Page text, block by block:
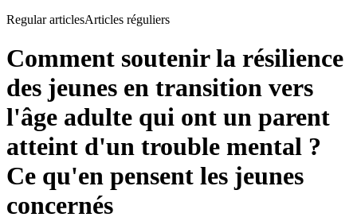
Regular articlesArticles réguliers
Comment soutenir la résilience
des jeunes en transition vers
l'âge adulte qui ont un parent
atteint d'un trouble mental ?
Ce qu'en pensent les jeunes
concernés